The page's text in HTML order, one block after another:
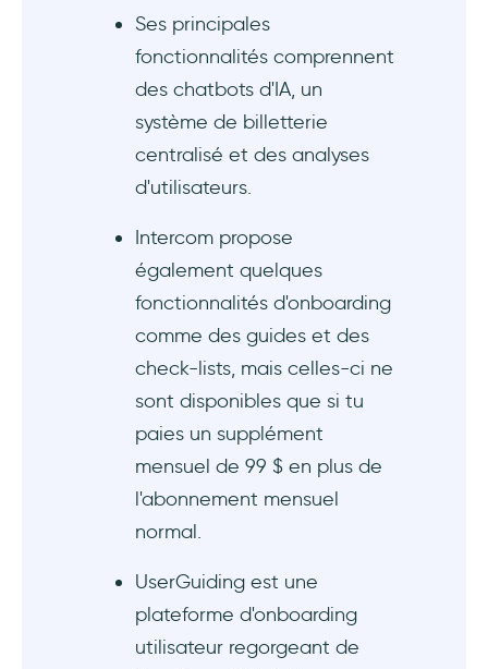
Ses principales
fonctionnalités comprennent
des chatbots d'IA, un
système de billetterie
centralisé et des analyses
d'utilisateurs.
Intercom propose
également quelques
fonctionnalités d'onboarding
comme des guides et des
check-lists, mais celles-ci ne
sont disponibles que si tu
paies un supplément
mensuel de 99 $ en plus de
l'abonnement mensuel
normal.
UserGuiding est une
plateforme d'onboarding
utilisateur regorgeant de